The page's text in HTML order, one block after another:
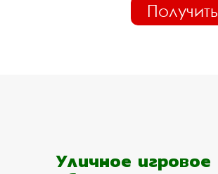
Уличное игровое